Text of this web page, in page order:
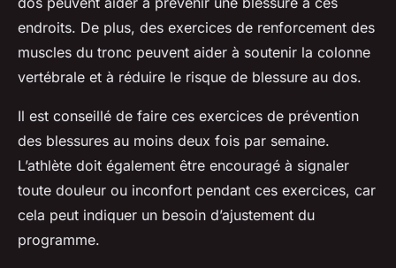
endroits. De plus, des exercices de renforcement des
muscles du tronc peuvent aider à soutenir la colonne
vertébrale et à réduire le risque de blessure au dos.
Il est conseillé de faire ces exercices de prévention
des blessures au moins deux fois par semaine.
L’athlète doit également être encouragé à signaler
toute douleur ou inconfort pendant ces exercices, car
cela peut indiquer un besoin d’ajustement du
programme.